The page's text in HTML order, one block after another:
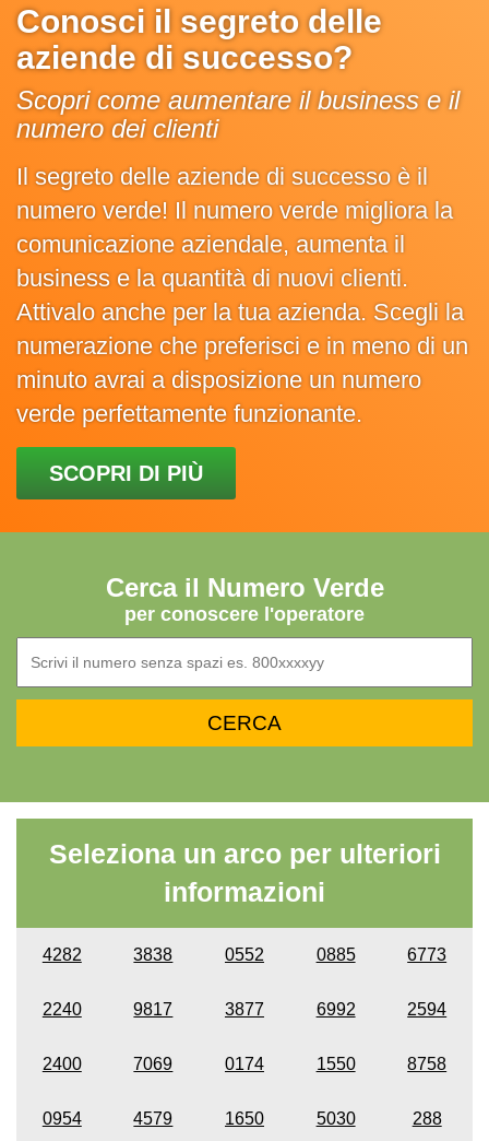
Conosci il segreto delle
aziende di successo?
Scopri come aumentare il business e il
numero dei clienti
Il segreto delle aziende di successo è il
numero verde! Il numero verde migliora la
comunicazione aziendale, aumenta il
business e la quantità di nuovi clienti.
Attivalo anche per la tua azienda. Scegli la
numerazione che preferisci e in meno di un
minuto avrai a disposizione un numero
verde perfettamente funzionante.
SCOPRI DI PIÙ
Cerca il Numero Verde
per conoscere l'operatore
Seleziona un arco per ulteriori
informazioni
4282 3838 0552 0885 6773
2240 9817 3877 6992 2594
2400 7069 0174 1550 8758
0954 4579 1650 5030 288